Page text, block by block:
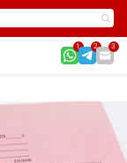
1 2 3